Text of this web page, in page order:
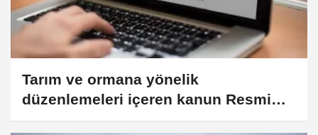
Tarım ve ormana yönelik
düzenlemeleri içeren kanun Resmi
Gazete'de